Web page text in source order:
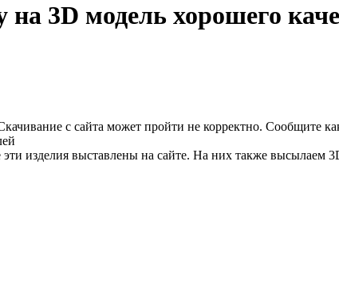
3D модель хорошего
с сайта может пройти не корректно. Сообщите
изделия выставлены на сайте. На них также высылаем